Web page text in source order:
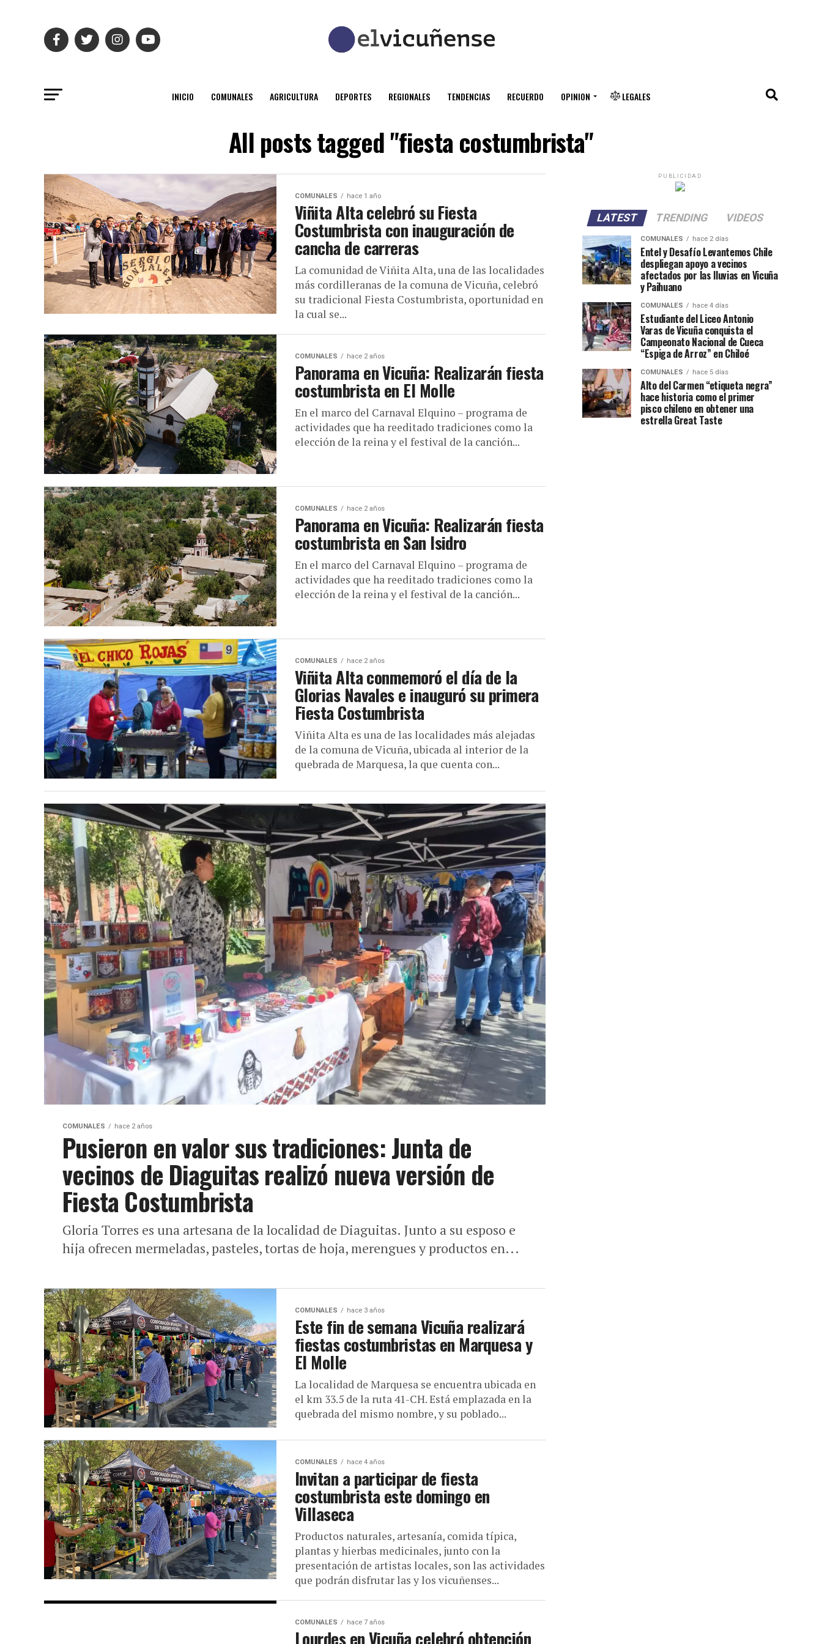
INICIO COMUNALES AGRICULTURA DEPORTES REGIONALES TENDENCIAS RECUERDO OPINION LEGALES
All posts tagged "fiesta costumbrista"
COMUNALES hace 1 año
Viñita Alta celebró su Fiesta
Costumbrista con inauguración de
cancha de carreras
La comunidad de Viñita Alta, una de las localidades
más cordilleranas de la comuna de Vicuña, celebró
su tradicional Fiesta Costumbrista, oportunidad en
la cual se...
COMUNALES hace 2 años
Panorama en Vicuña: Realizarán fiesta
costumbrista en El Molle
En el marco del Carnaval Elquino – programa de
actividades que ha reeditado tradiciones como la
elección de la reina y el festival de la canción...
COMUNALES hace 2 años
Panorama en Vicuña: Realizarán fiesta
costumbrista en San Isidro
En el marco del Carnaval Elquino – programa de
actividades que ha reeditado tradiciones como la
elección de la reina y el festival de la canción...
COMUNALES hace 2 años
Viñita Alta conmemoró el día de la
Glorias Navales e inauguró su primera
Fiesta Costumbrista
Viñita Alta es una de las localidades más alejadas
de la comuna de Vicuña, ubicada al interior de la
quebrada de Marquesa, la que cuenta con...
COMUNALES hace 2 años
Pusieron en valor sus tradiciones: Junta de
vecinos de Diaguitas realizó nueva versión de
Fiesta Costumbrista
Gloria Torres es una artesana de la localidad de Diaguitas. Junto a su esposo e
hija ofrecen mermeladas, pasteles, tortas de hoja, merengues y productos en...
COMUNALES hace 3 años
Este fin de semana Vicuña realizará
fiestas costumbristas en Marquesa y
El Molle
La localidad de Marquesa se encuentra ubicada en
el km 33.5 de la ruta 41-CH. Está emplazada en la
quebrada del mismo nombre, y su poblado...
COMUNALES hace 4 años
Invitan a participar de fiesta
costumbrista este domingo en
Villaseca
Productos naturales, artesanía, comida típica,
plantas y hierbas medicinales, junto con la
presentación de artistas locales, son las actividades
que podrán disfrutar las y los vicuñenses...
COMUNALES hace 7 años
Lourdes en Vicuña celebró obtención
PUBLICIDAD
LATEST TRENDING VIDEOS
COMUNALES hace 2 días
Entel y Desafío Levantemos Chile
despliegan apoyo a vecinos
afectados por las lluvias en Vicuña
y Paihuano
COMUNALES hace 4 días
Estudiante del Liceo Antonio
Varas de Vicuña conquista el
Campeonato Nacional de Cueca
“Espiga de Arroz” en Chiloé
COMUNALES hace 5 días
Alto del Carmen “etiqueta negra”
hace historia como el primer
pisco chileno en obtener una
estrella Great Taste